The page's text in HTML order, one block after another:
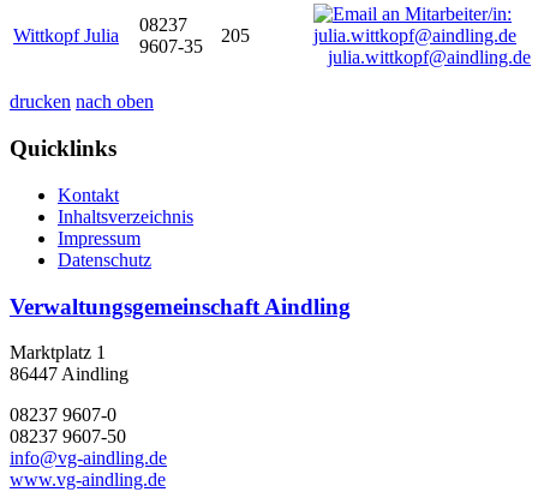
Wittkopf Julia
08237
9607-35
205
julia.wittkopf@aindling.de
drucken nach oben
Quicklinks
Kontakt
Inhaltsverzeichnis
Impressum
Datenschutz
Verwaltungsgemeinschaft Aindling
Marktplatz 1
86447 Aindling
08237 9607-0
08237 9607-50
info@vg-aindling.de
www.vg-aindling.de